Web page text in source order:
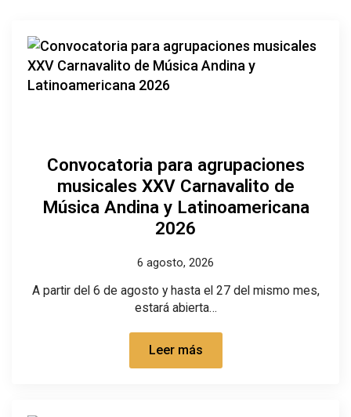
Convocatoria para agrupaciones
musicales XXV Carnavalito de
Música Andina y Latinoamericana
2026
6 agosto, 2026
A partir del 6 de agosto y hasta el 27 del mismo mes,
estará abierta…
Leer más